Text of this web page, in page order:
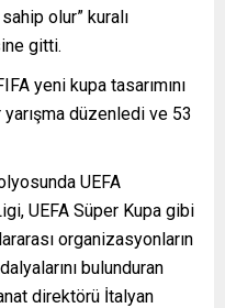
olur” kuralı
gitti.
yeni kupa tasarımını
düzenledi ve 53
UEFA
UEFA Süper Kupa gibi
organizasyonların
bulunduran
direktörü İtalyan